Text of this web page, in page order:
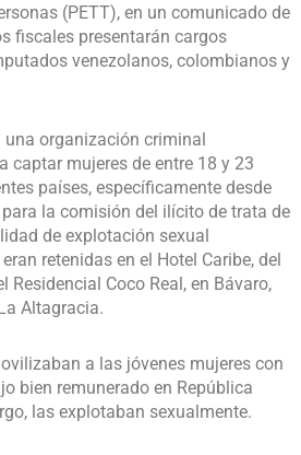
(PETT), en un comunicado de
fiscales presentarán cargos
venezolanos, colombianos y
organización criminal
captar mujeres de entre 18 y 23
países, específicamente desde
la comisión del ilícito de trata de
de explotación sexual
retenidas en el Hotel Caribe, del
Residencial Coco Real, en Bávaro,
Altagracia.
a las jóvenes mujeres con
bien remunerado en República
las explotaban sexualmente.